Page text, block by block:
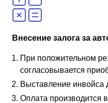
Внесение залога за
При положительном
согласовывается
Выставление инвойса
Оплата производится